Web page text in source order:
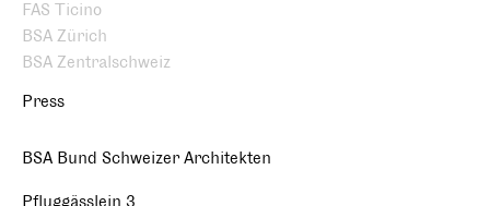
FAS Ticino
BSA Zürich
BSA Zentralschweiz
Press
BSA Bund Schweizer Architekten